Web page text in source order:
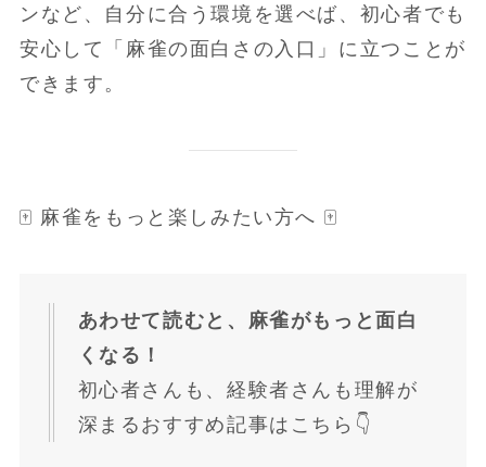
ンなど、自分に合う環境を選べば、初心者でも
安心して「麻雀の面白さの入口」に立つことが
できます。
🀄 麻雀をもっと楽しみたい方へ 🀄
あわせて読むと、麻雀がもっと面白
くなる！
初心者さんも、経験者さんも理解が
深まるおすすめ記事はこちら👇